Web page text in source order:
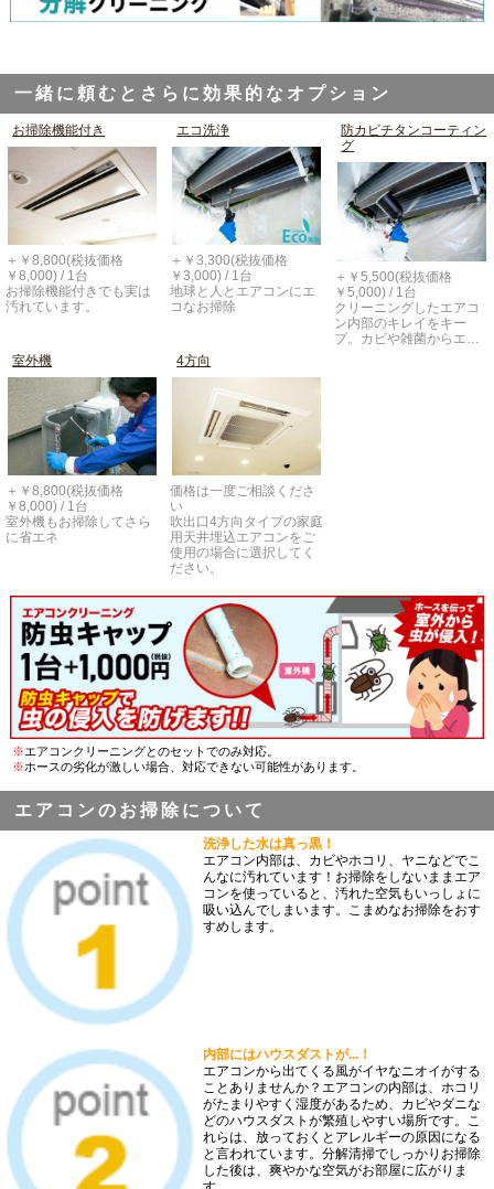
一緒に頼むとさらに効果的なオプション
お掃除機能付き
＋￥8,800(税抜価格
￥8,000) / 1台
お掃除機能付きでも実は
汚れています。
エコ洗浄
＋￥3,300(税抜価格
￥3,000) / 1台
地球と人とエアコンにエ
コなお掃除
防カビチタンコーティン
グ
＋￥5,500(税抜価格
￥5,000) / 1台
クリーニングしたエアコ
ン内部のキレイをキー
プ。カビや雑菌からエ…
室外機
＋￥8,800(税抜価格
￥8,000) / 1台
室外機もお掃除してさら
に省エネ
4方向
価格は一度ご相談くださ
い
吹出口4方向タイプの家庭
用天井埋込エアコンをご
使用の場合に選択してく
ださい。
※エアコンクリーニングとのセットでのみ対応。
※ホースの劣化が激しい場合、対応できない可能性があります。
エアコンのお掃除について
洗浄した水は真っ黒！
エアコン内部は、カビやホコリ、ヤニなどでこ
んなに汚れています！お掃除をしないままエア
コンを使っていると、汚れた空気もいっしょに
吸い込んでしまいます。こまめなお掃除をおす
すめします。
内部にはハウスダストが...！
エアコンから出てくる風がイヤなニオイがする
ことありませんか？エアコンの内部は、ホコリ
がたまりやすく湿度があるため、カビやダニな
どのハウスダストが繁殖しやすい場所です。こ
れらは、放っておくとアレルギーの原因になる
と言われています。分解清掃でしっかりお掃除
した後は、爽やかな空気がお部屋に広がりま